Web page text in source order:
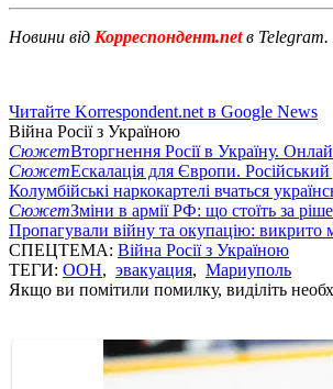
Новини від Корреспондент.netв
Читайте Korrespondent.net в Google News
Війна Росії з Україною
СюжетВторгнення Росії в Україну.
СюжетЕскалація для Європи.
Колумбійські наркокартелі вчаться
СюжетЗміни в армії РФ: що стоїть за
Пропагували війну та окупацію:
СПЕЦТЕМА: Війна Росії з Україною
ТЕГИ: ООН, эвакуация, Мариуполь
Якщо ви помітили помилку, виділіть